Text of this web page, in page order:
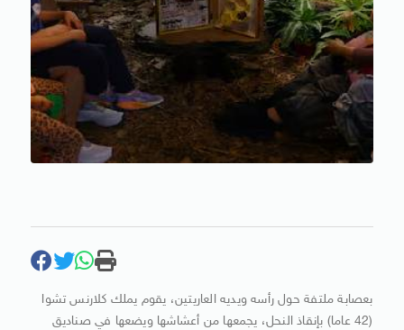
بعصابة ملتفة حول رأسه ويديه العاريتين، يقوم يملك كلارنس تشوا
(42 عاما) بإنقاذ النحل، يجمعها من أعشاشها ويضعها في ​صناديق